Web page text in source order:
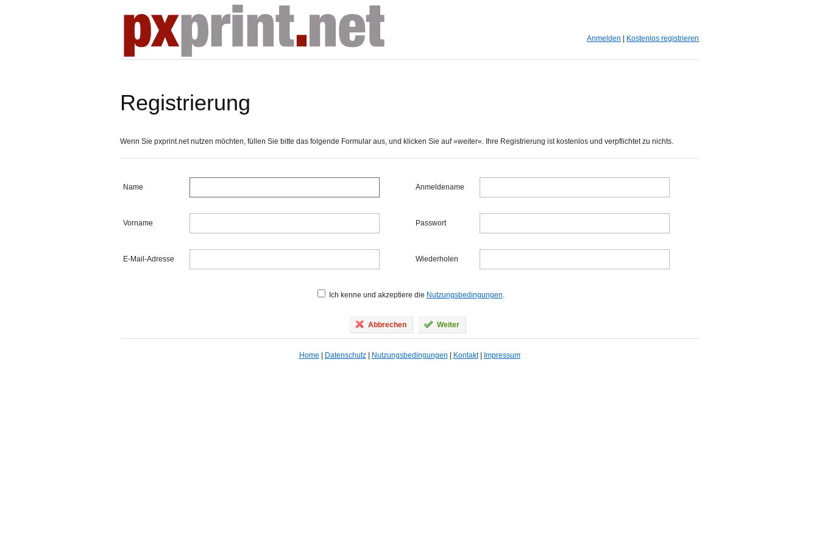
Anmelden Kostenlos registrieren
Registrierung
Wenn Sie pxprint.net nutzen möchten, füllen Sie bitte das folgende Formular aus, und klicken Sie auf »weiter«. Ihre Registrierung ist kostenlos und verpflichtet zu nichts.
Name
Vorname
E-Mail-Adresse
Anmeldename
Passwort
Wiederholen
Ich kenne und akzeptiere die Nutzungsbedingungen
Abbrechen Weiter
Home | Datenschutz| Nutzungsbedingungen | Kontakt| Impressum